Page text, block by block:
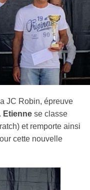
JC Robin, épreuve
Etienne se classe
et remporte ainsi
cette nouvelle